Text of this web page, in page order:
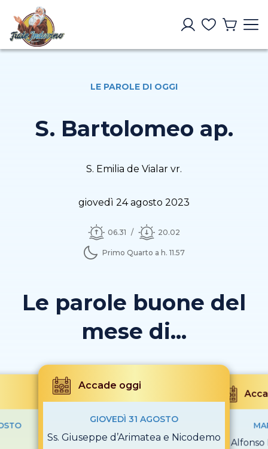
LE PAROLE DI OGGI
S. Bartolomeo ap.
S. Emilia de Vialar vr.
giovedì 24 agosto 2023
06.31 20.02
Primo Quarto a h. 11.57
Le parole buone del
mese di...
Accade oggi
GIOVEDÌ 31 AGOSTO
Ss. Giuseppe d’Arimatea e Nicodemo S.